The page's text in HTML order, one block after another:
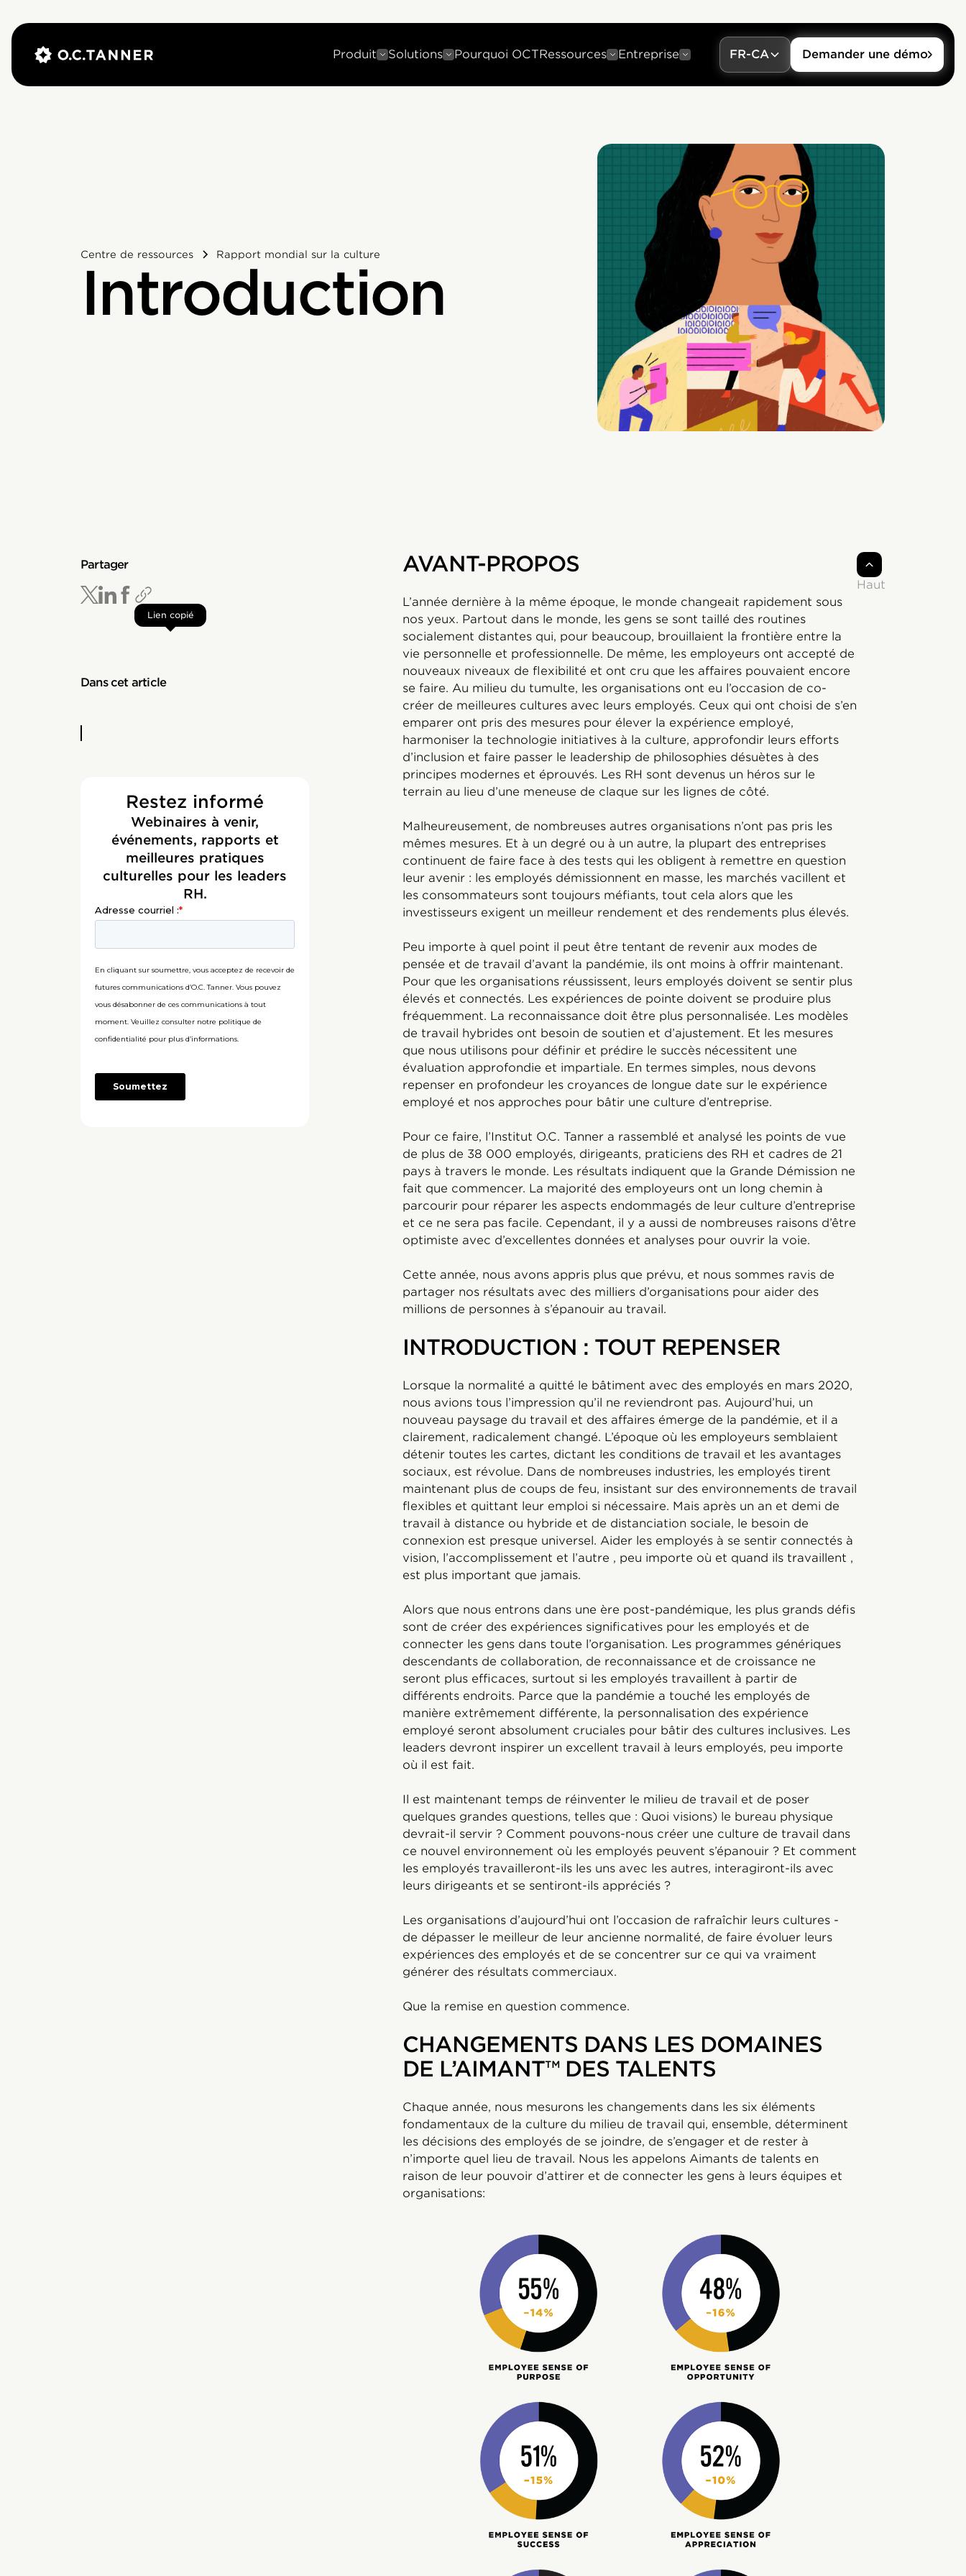
Produit Solutions Pourquoi OCTRessources Entreprise FR-CA Demander une démo
Centre de ressources Rapport mondial sur la culture
Introduction
Partager
Lien copié
Dans cet article
Restez informé
Webinaires à venir,
événements, rapports et
meilleures pratiques
culturelles pour les leaders
RH.
AVANT-PROPOS
L’année dernière à la même époque, le monde changeait rapidement sous
nos yeux. Partout dans le monde, les gens se sont taillé des routines
socialement distantes qui, pour beaucoup, brouillaient la frontière entre la
vie personnelle et professionnelle. De même, les employeurs ont accepté de
nouveaux niveaux de flexibilité et ont cru que les affaires pouvaient encore
se faire. Au milieu du tumulte, les organisations ont eu l’occasion de co-
créer de meilleures cultures avec leurs employés. Ceux qui ont choisi de s’en
emparer ont pris des mesures pour élever la expérience employé,
harmoniser la technologie initiatives à la culture, approfondir leurs efforts
d’inclusion et faire passer le leadership de philosophies désuètes à des
principes modernes et éprouvés. Les RH sont devenus un héros sur le
terrain au lieu d’une meneuse de claque sur les lignes de côté.
Malheureusement, de nombreuses autres organisations n’ont pas pris les
mêmes mesures. Et à un degré ou à un autre, la plupart des entreprises
continuent de faire face à des tests qui les obligent à remettre en question
leur avenir : les employés démissionnent en masse, les marchés vacillent et
les consommateurs sont toujours méfiants, tout cela alors que les
investisseurs exigent un meilleur rendement et des rendements plus élevés.
Peu importe à quel point il peut être tentant de revenir aux modes de
pensée et de travail d’avant la pandémie, ils ont moins à offrir maintenant.
Pour que les organisations réussissent, leurs employés doivent se sentir plus
élevés et connectés. Les expériences de pointe doivent se produire plus
fréquemment. La reconnaissance doit être plus personnalisée. Les modèles
de travail hybrides ont besoin de soutien et d’ajustement. Et les mesures
que nous utilisons pour définir et prédire le succès nécessitent une
évaluation approfondie et impartiale. En termes simples, nous devons
repenser en profondeur les croyances de longue date sur le expérience
employé et nos approches pour bâtir une culture d’entreprise.
Pour ce faire, l’Institut O.C. Tanner a rassemblé et analysé les points de vue
de plus de 38 000 employés, dirigeants, praticiens des RH et cadres de 21
pays à travers le monde. Les résultats indiquent que la Grande Démission ne
fait que commencer. La majorité des employeurs ont un long chemin à
parcourir pour réparer les aspects endommagés de leur culture d’entreprise
et ce ne sera pas facile. Cependant, il y a aussi de nombreuses raisons d’être
optimiste avec d’excellentes données et analyses pour ouvrir la voie.
Cette année, nous avons appris plus que prévu, et nous sommes ravis de
partager nos résultats avec des milliers d’organisations pour aider des
millions de personnes à s’épanouir au travail.
INTRODUCTION : TOUT REPENSER
Lorsque la normalité a quitté le bâtiment avec des employés en mars 2020,
nous avions tous l’impression qu’il ne reviendront pas. Aujourd’hui, un
nouveau paysage du travail et des affaires émerge de la pandémie, et il a
clairement, radicalement changé. L’époque où les employeurs semblaient
détenir toutes les cartes, dictant les conditions de travail et les avantages
sociaux, est révolue. Dans de nombreuses industries, les employés tirent
maintenant plus de coups de feu, insistant sur des environnements de travail
flexibles et quittant leur emploi si nécessaire. Mais après un an et demi de
travail à distance ou hybride et de distanciation sociale, le besoin de
connexion est presque universel. Aider les employés à se sentir connectés à
vision, l’accomplissement et l’autre , peu importe où et quand ils travaillent ,
est plus important que jamais.
Alors que nous entrons dans une ère post-pandémique, les plus grands défis
sont de créer des expériences significatives pour les employés et de
connecter les gens dans toute l’organisation. Les programmes génériques
descendants de collaboration, de reconnaissance et de croissance ne
seront plus efficaces, surtout si les employés travaillent à partir de
différents endroits. Parce que la pandémie a touché les employés de
manière extrêmement différente, la personnalisation des expérience
employé seront absolument cruciales pour bâtir des cultures inclusives. Les
leaders devront inspirer un excellent travail à leurs employés, peu importe
où il est fait.
Il est maintenant temps de réinventer le milieu de travail et de poser
quelques grandes questions, telles que : Quoi visions) le bureau physique
devrait-il servir ? Comment pouvons-nous créer une culture de travail dans
ce nouvel environnement où les employés peuvent s’épanouir ? Et comment
les employés travailleront-ils les uns avec les autres, interagiront-ils avec
leurs dirigeants et se sentiront-ils appréciés ?
Les organisations d’aujourd’hui ont l’occasion de rafraîchir leurs cultures -
de dépasser le meilleur de leur ancienne normalité, de faire évoluer leurs
expériences des employés et de se concentrer sur ce qui va vraiment
générer des résultats commerciaux.
Que la remise en question commence.
CHANGEMENTS DANS LES DOMAINES
DE L’AIMANT™ DES TALENTS
Chaque année, nous mesurons les changements dans les six éléments
fondamentaux de la culture du milieu de travail qui, ensemble, déterminent
les décisions des employés de se joindre, de s’engager et de rester à
n’importe quel lieu de travail. Nous les appelons Aimants de talents en
raison de leur pouvoir d’attirer et de connecter les gens à leurs équipes et
organisations:
Haut